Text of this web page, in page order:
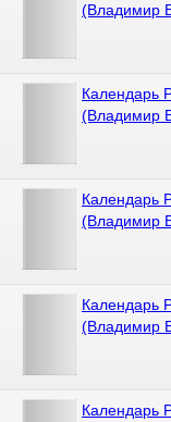
(Владимир
Календарь
(Владимир
Календарь
(Владимир
Календарь
(Владимир
Календарь